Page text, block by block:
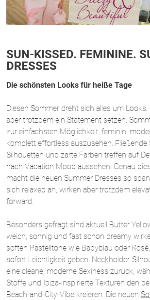
SUN-KISSED. FEMININE.
DRESSES
Die schönsten Looks für heiße Tage
Diesen Sommer dreht sich alles um Looks,
aber trotzdem ein Statement setzen.
zur einfachsten Möglichkeit, feminin,
komplett effortless auszusehen. Fließende
Silhouetten und zarte Farben treffen auf
nach Vacation Mood aussehen. Genau
macht die neuen Summer Dresses so
sich relaxed an, wirken aber trotzdem
forward.
Besonders gefragt sind aktuell Butter
weich, sonnig und fast schon dreamy
soften Pastelltöne wie Babyblau oder
sofort Leichtigkeit geben. Neckholder-
eine cleane, moderne Sexiness zurück,
Stoffe und Ibiza-inspirierte Texturen den
Beach-and-City-Vibe kreieren. Die neuen